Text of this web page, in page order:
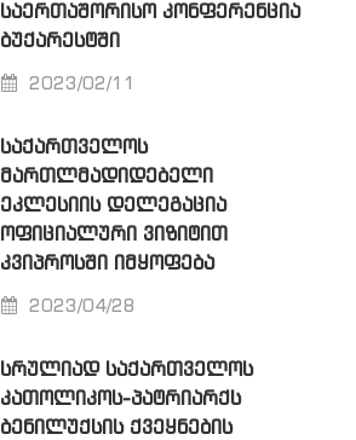
ᲡᲐᲔᲠᲗᲐᲨᲝᲠᲘᲡᲝ ᲙᲝᲜᲤᲔᲠᲔᲜᲪᲘᲐ
ᲑᲣᲥᲐᲠᲔᲡᲢᲨᲘ
2023/02/11
ᲡᲐᲥᲐᲠᲗᲕᲔᲚᲝᲡ
ᲛᲐᲠᲗᲚᲛᲐᲓᲘᲓᲔᲑᲔᲚᲘ
ᲔᲙᲚᲔᲡᲘᲘᲡ ᲓᲔᲚᲔᲒᲐᲪᲘᲐ
ᲝᲤᲘᲪᲘᲐᲚᲣᲠᲘ ᲕᲘᲖᲘᲢᲘᲗ
ᲙᲕᲘᲞᲠᲝᲡᲨᲘ ᲘᲛᲧᲝᲤᲔᲑᲐ
2023/04/28
ᲡᲠᲣᲚᲘᲐᲓ ᲡᲐᲥᲐᲠᲗᲕᲔᲚᲝᲡ
ᲙᲐᲗᲝᲚᲘᲙᲝᲡ-ᲞᲐᲢᲠᲘᲐᲠᲥᲡ
ᲑᲔᲜᲘᲚᲣᲥᲡᲘᲡ ᲥᲕᲔᲧᲜᲔᲑᲘᲡ